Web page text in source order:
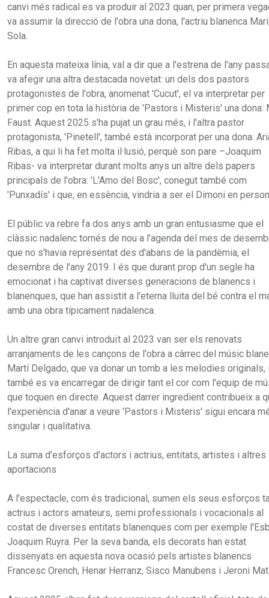
canvi més radical es va produir al 2023 quan, per primera
va assumir la direcció de l'obra una dona, l'actriu blanenca
Sola.
En aquesta mateixa línia, val a dir que a l'estrena de l'any
va afegir una altra destacada novetat: un dels dos pastors
protagonistes de l'obra, anomenat 'Cucut', el va interpretar per
primer cop en tota la història de 'Pastors i Misteris' una dona:
Faust. Aquest 2025 s'ha pujat un grau més, i l'altra pastor
protagonista, 'Pinetell', també està incorporat per una dona:
Ribas, a qui li ha fet molta il·lusió, perquè son pare –Joaquim
Ribas- va interpretar durant molts anys un altre dels papers
principals de l'obra: 'L'Amo del Bosc', conegut també com
'Punxadís' i que, en essència, vindria a ser el Dimoni en
El públic va rebre fa dos anys amb un gran entusiasme que el
clàssic nadalenc tornés de nou a l'agenda del mes de
que no s'havia representat des d'abans de la pandèmia, el
desembre de l'any 2019. I és que durant prop d'un segle ha
emocionat i ha captivat diverses generacions de blanencs i
blanenques, que han assistit a l'eterna lluita del bé contra el
amb una obra típicament nadalenca.
Un altre gran canvi introduït al 2023 van ser els renovats
arranjaments de les cançons de l'obra a càrrec del músic
Martí Delgado, que va donar un tomb a les melodies originals,
també es va encarregar de dirigir tant el cor com l'equip de
que toquen en directe. Aquest darrer ingredient contribueix a
l'experiència d'anar a veure 'Pastors i Misteris' sigui encara
singular i qualitativa.
La suma d'esforços d'actors i actrius, entitats, artistes i altres
aportacions
A l'espectacle, com és tradicional, sumen els seus esforços
actrius i actors amateurs, semi professionals i vocacionals al
costat de diverses entitats blanenques com per exemple
Joaquim Ruyra. Per la seva banda, els decorats han estat
dissenyats en aquesta nova ocasió pels artistes blanencs
Francesc Orench, Henar Herranz, Sisco Manubens i Jeroni